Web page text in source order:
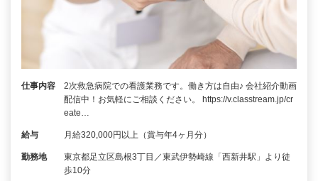
仕事内容
2次救急病院での看護業務です。働き方は自由♪ 会社紹介動画
配信中！お気軽にご相談ください。 https://v.classtream.jp/cr
eate…
給与 月給320,000円以上（賞与年4ヶ月分）
勤務地
東京都足立区島根3丁目／東武伊勢崎線「西新井駅」より徒
歩10分